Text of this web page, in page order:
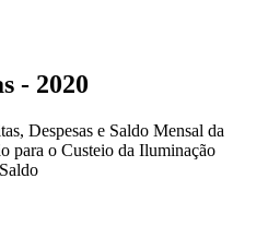
- 2020
Despesas e Saldo Mensal da
para o Custeio da Iluminação